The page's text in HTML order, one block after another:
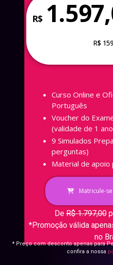
R$
R$
Curso Online e
Português
Voucher do
(validade de 1
9 Simulados
perguntas)
Material de
Matricule-
DeR$ 1.797,00
*Promoção válida
no
* Preço com desconto apenas para
confira a nossa